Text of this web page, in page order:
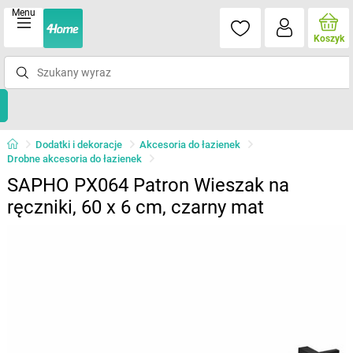
Menu
Koszyk
Dodatki i dekoracje
Akcesoria do łazienek
Drobne akcesoria do łazienek
SAPHO PX064 Patron Wieszak na
ręczniki, 60 x 6 cm, czarny mat